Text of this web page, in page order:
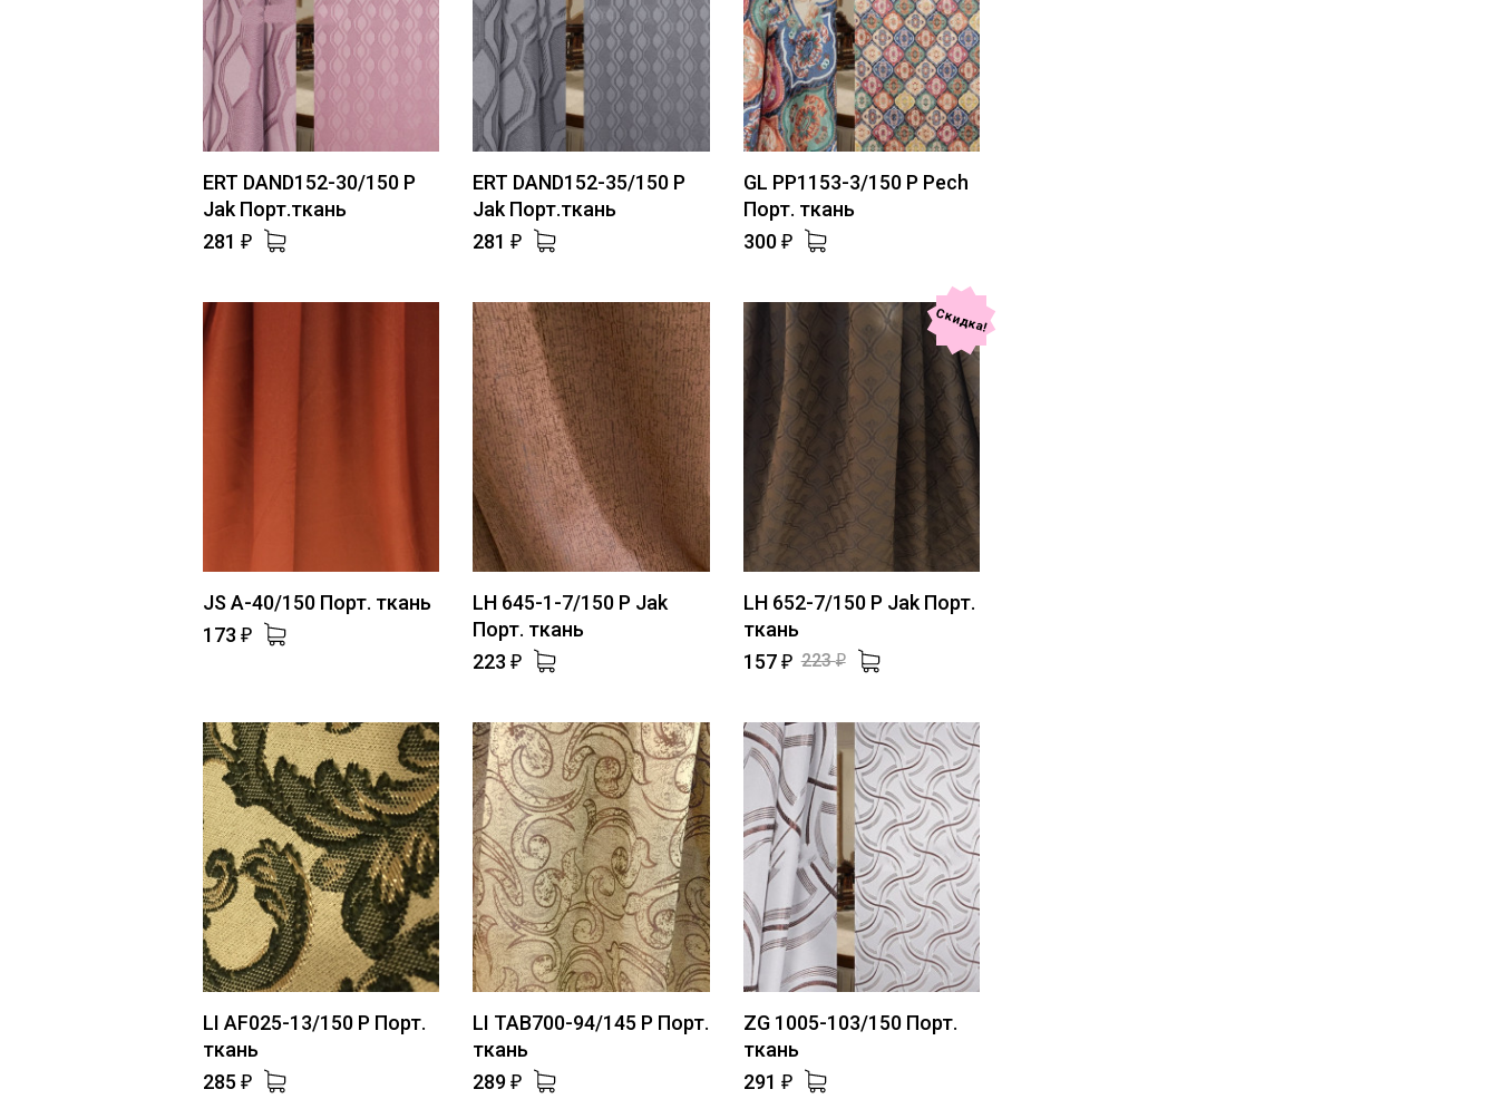
ERT DAND152-30/150 P
Jak Порт.ткань
281 ₽
ERT DAND152-35/150 P
Jak Порт.ткань
281₽
GL PP1153-3/150 P Pech
Порт. ткань
300 ₽
JS A-40/150 Порт. ткань
173 ₽
LH 645-1-7/150 P Jak
Порт. ткань
223₽
LH 652-7/150 P Jak Порт.
ткань
157 ₽ 223₽
Скидка!
LI AF025-13/150 P Порт.
ткань
285 ₽
LI TAB700-94/145 P Порт.
ткань
289₽
ZG 1005-103/150 Порт.
ткань
291 ₽